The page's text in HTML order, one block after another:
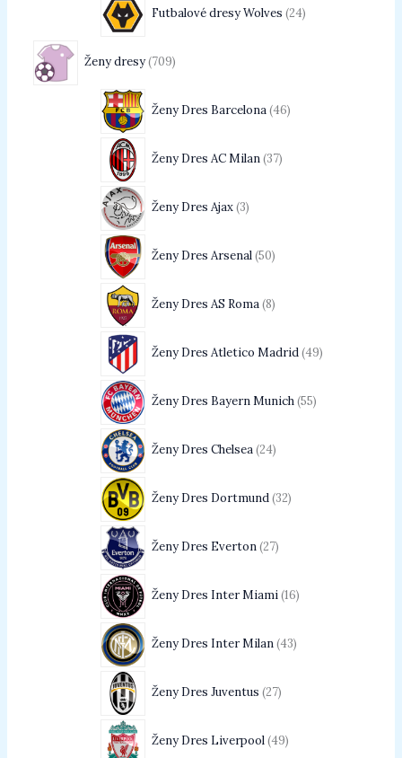
Futbalové dresy Wolves 24
Ženy dresy 709
Ženy Dres Barcelona 46
Ženy Dres AC Milan 37
Ženy Dres Ajax 3
Ženy Dres Arsenal 50
Ženy Dres AS Roma 8
Ženy Dres Atletico Madrid 49
Ženy Dres Bayern Munich 55
Ženy Dres Chelsea 24
Ženy Dres Dortmund 32
Ženy Dres Everton 27
Ženy Dres Inter Miami 16
Ženy Dres Inter Milan 43
Ženy Dres Juventus 27
Ženy Dres Liverpool 49